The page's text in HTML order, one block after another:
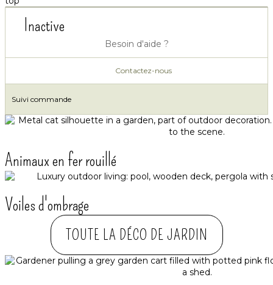
Inactive
Besoin d'aide ?
Contactez-nous
Suivi commande
Animaux en fer rouillé
Voiles d'ombrage
TOUTE LA DÉCO DE JARDIN